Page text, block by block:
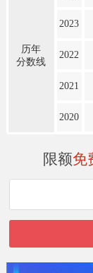
历年
分数线
2023
2022
2021
2020
限额免